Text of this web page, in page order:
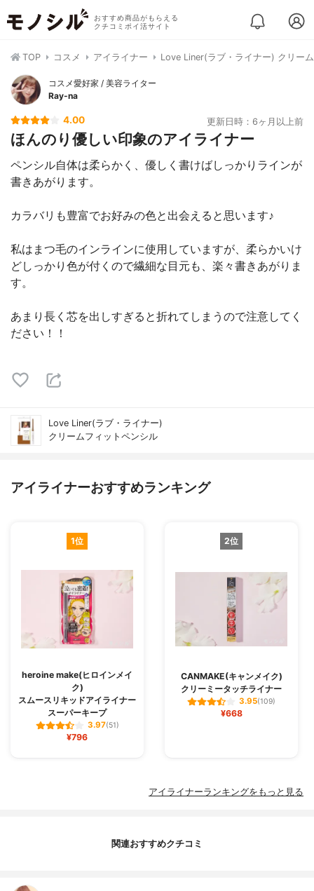
おすすめ商品がもらえる
クチコミポイ活サイト
TOP コスメ アイライナー Love Liner(ラブ・ライナー) クリー
コスメ愛好家 / 美容ライター
Ray-na
4.00 更新日時：6ヶ月以上前
ほんのり優しい印象のアイライナー
ペンシル自体は柔らかく、優しく書けばしっかりラインが
書きあがります。
カラバリも豊富でお好みの色と出会えると思います♪
私はまつ毛のインラインに使用していますが、柔らかいけ
どしっかり色が付くので繊細な目元も、楽々書きあがりま
す。
あまり長く芯を出しすぎると折れてしまうので注意してく
ださい！！
Love Liner(ラブ・ライナー)
クリームフィットペンシル
アイライナーおすすめランキング
1位
heroine make(ヒロインメイ
ク)
スムースリキッドアイライナー
スーパーキープ
3.97(51)
¥796
2位
CANMAKE(キャンメイク)
クリーミータッチライナー
3.95(109)
¥668
アイライナーランキングをもっと見る
関連おすすめクチコミ